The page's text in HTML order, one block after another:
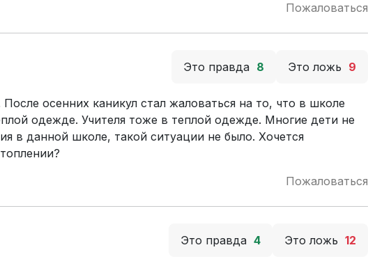
Пожаловаться
Это правда 8 Это ложь 9
осенних каникул стал жаловаться на то, что в школе
одежде. Учителя тоже в теплой одежде. Многие дети не
в данной школе, такой ситуации не было. Хочется
Пожаловаться
Это правда 4 Это ложь 12